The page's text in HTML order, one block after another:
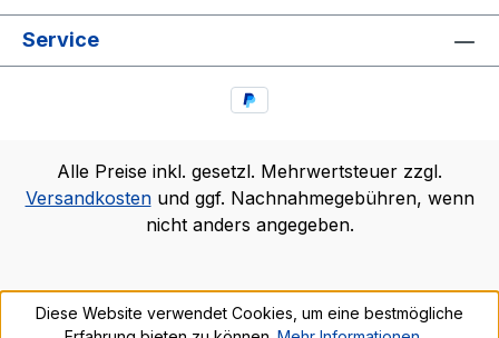
Service
Alle Preise inkl. gesetzl. Mehrwertsteuer zzgl.
Versandkostenund ggf. Nachnahmegebühren, wenn
nicht anders angegeben.
Diese Website verwendet Cookies, um eine bestmögliche